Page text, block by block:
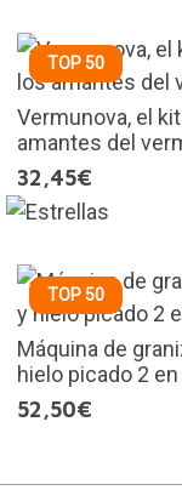
TOP 50
Vermunova, el
amantes del
32,45€
TOP 50
Máquina de
hielo picado 2 en
52,50€